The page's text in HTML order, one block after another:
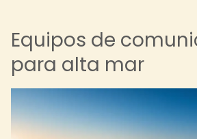
Equipos de
para alta mar